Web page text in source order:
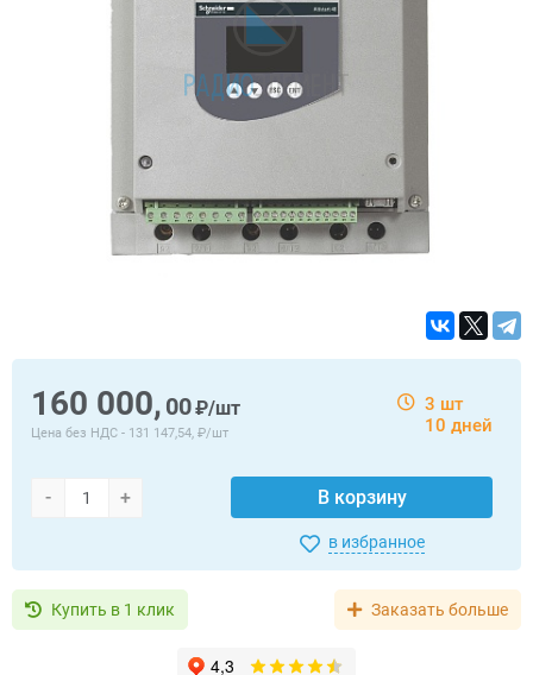
160 000, 00₽/шт
Цена без НДС - 131 147,54, ₽/шт
3 шт
10 дней
- + В корзину
в избранное
Купить в 1 клик Заказать больше